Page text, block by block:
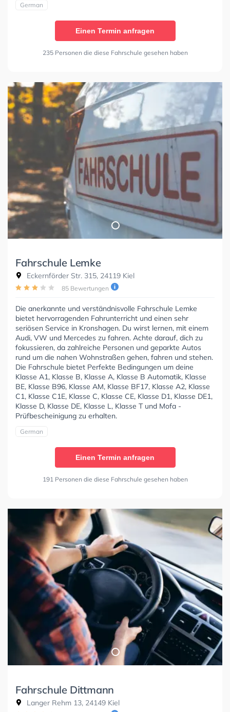
German
Einen Termin anfragen
235 Personen die diese Fahrschule gesehen haben
Fahrschule Lemke
Eckernförder Str. 315, 24119 Kiel
85 Bewertungen
Die anerkannte und verständnisvolle Fahrschule Lemke
bietet hervorragenden Fahrunterricht und einen sehr
seriösen Service in Kronshagen. Du wirst lernen, mit einem
Audi, VW und Mercedes zu fahren. Achte darauf, dich zu
fokussieren, da zahlreiche Personen und geparkte Autos
rund um die nahen Wohnstraßen gehen, fahren und stehen.
Die Fahrschule bietet Perfekte Bedingungen um deine
Klasse A1, Klasse B, Klasse A, Klasse B Automatik, Klasse
BE, Klasse B96, Klasse AM, Klasse BF17, Klasse A2, Klasse
C1, Klasse C1E, Klasse C, Klasse CE, Klasse D1, Klasse DE1,
Klasse D, Klasse DE, Klasse L, Klasse T und Mofa -
Prüfbescheinigung zu erhalten.
German
Einen Termin anfragen
191 Personen die diese Fahrschule gesehen haben
Fahrschule Dittmann
Langer Rehm 13, 24149 Kiel